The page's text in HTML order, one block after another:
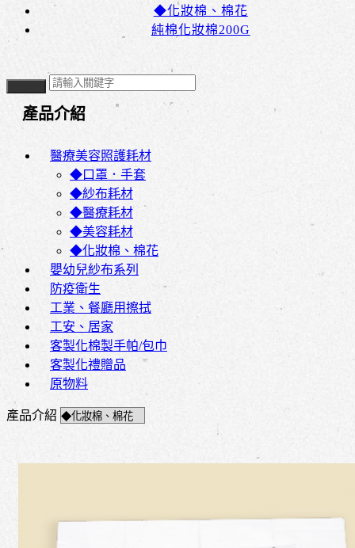
◆化妝棉、棉花
純棉化妝棉200G
產品介紹
醫療美容照護耗材
◆口罩．手套
◆紗布耗材
◆醫療耗材
◆美容耗材
◆化妝棉、棉花
嬰幼兒紗布系列
防疫衛生
工業、餐廳用擦拭
工安、居家
客製化棉製手帕/包巾
客製化禮贈品
原物料
產品介紹